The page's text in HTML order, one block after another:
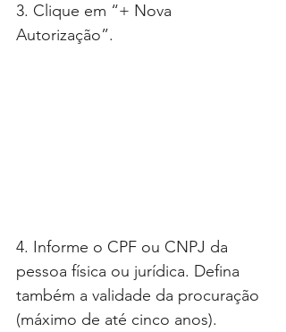
3. Clique em “+ Nova
Autorização”.
4. Informe o CPF ou CNPJ da
pessoa física ou jurídica. Defina
também a validade da procuração
(máximo de até cinco anos).